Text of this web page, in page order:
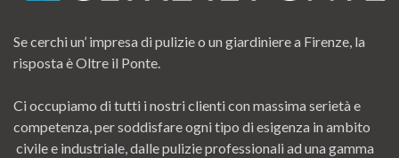
Se cerchi un’ impresa di pulizie o un giardiniere a Firenze, la
risposta è Oltre il Ponte.
Ci occupiamo di tutti i nostri clienti con massima serietà e
competenza, per soddisfare ogni tipo di esigenza in ambito
civile e industriale, dalle pulizie professionali ad una gamma